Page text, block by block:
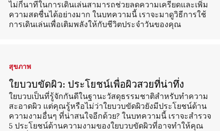
ไม่กี่นาทีในการเดินเล่นสามารถช่วยลดความเครียดและเพิ่ม
ความสดชื่นได้อย่างมาก ในบทความนี้ เราจะมาดูวิธีการใช้
การเดินเล่นเพื่อเติมพลังให้กับชีวิตประจำวันของคุณ
สุขภาพ
ใยบวบขัดผิว: ประโยชน์เพื่อผิวสวยที่น่าทึ่ง
ใยบวบเป็นที่รู้จักกันดีในฐานะวัสดุธรรมชาติสำหรับทำความ
สะอาดผิว แต่คุณรู้หรือไม่ว่าใยบวบขัดผิวยังมีประโยชน์ด้าน
ความงามอื่นๆ ที่น่าสนใจอีกด้วย? ในบทความนี้ เราจะสำรวจ
5 ประโยชน์ด้านความงามของใยบวบขัดผิวที่อาจทำให้คุณ